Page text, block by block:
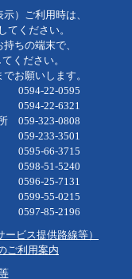
）ご利用時は、
ください。
ちの端末で、
ください。
お願いします。
22-0595
6321
323-0808
059-233-3501
0595-66-3715
0598-51-5240
25-7131
55-0215
85-2196
ビス提供路線等）
ご利用案内